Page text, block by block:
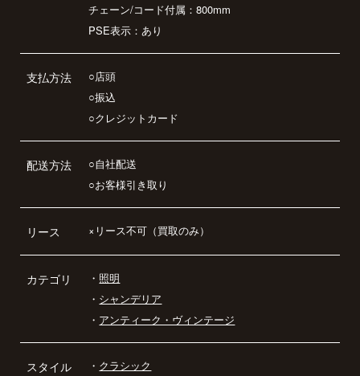
チェーン/コード付属：800mm
PSE表示：あり
支払方法
○店頭
○振込
○クレジットカード
配送方法
○自社配送
○お客様引き取り
リース ×リース不可（買取のみ）
カテゴリ ・ 照明
・ シャンデリア
・ アンティーク・ヴィンテージ
スタイル ・ クラシック